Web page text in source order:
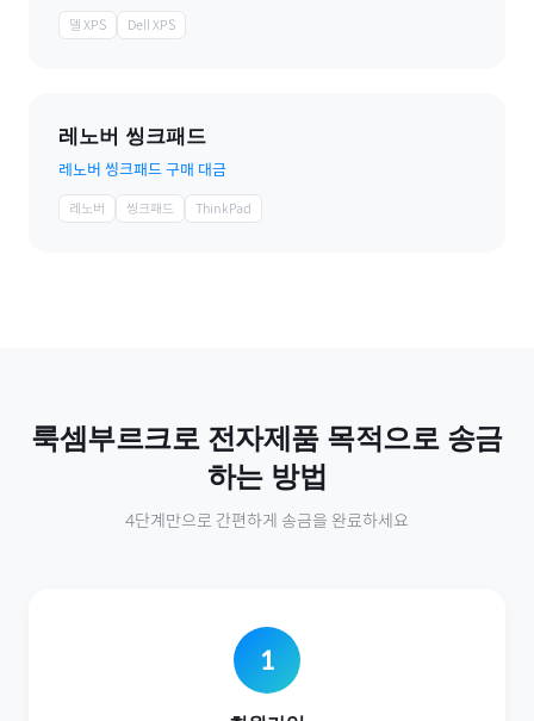
델 XPS Dell XPS
레노버 씽크패드
레노버 씽크패드 구매 대금
레노버 씽크패드 ThinkPad
룩셈부르크로 전자제품 목적으로 송금
하는 방법
4단계만으로 간편하게 송금을 완료하세요
1